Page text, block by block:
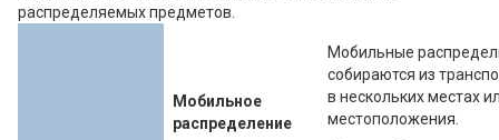
распределяемых предметов.
Мобильное
распределение
Мобильные
собираются из
в нескольких местах
местоположения.